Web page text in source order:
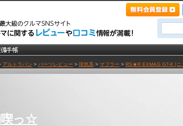
アルトラパン > パーツレビュー > 排気系 > マフラー > RS★R EXMAG GT-K [ニ
っ☆